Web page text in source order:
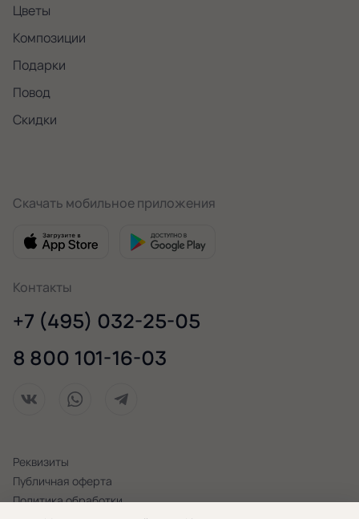
Политика обработки
Публичная оферта
Реквизиты
Цветы
Композиции
Подарки
Повод
Скидки
Скачать мобильное приложения
Контакты
+7 (495) 032-25-05
8 800 101-16-03